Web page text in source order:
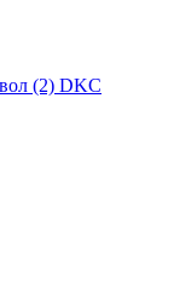
(2) DKC